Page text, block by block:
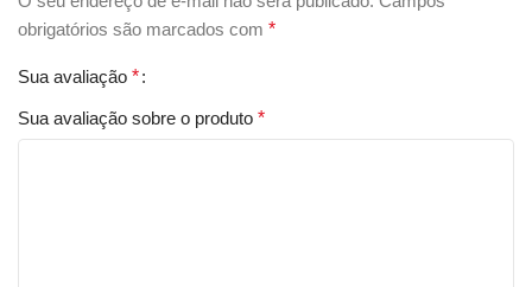
obrigatórios são marcados com *
Sua avaliação *
Sua avaliação sobre o produto *